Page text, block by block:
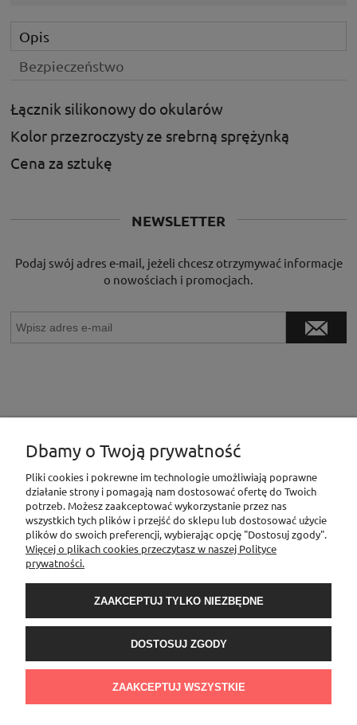
Opis
Bezpieczeństwo
Łącznik silikonowy do okularów
Kolor przezroczysty ze srebrną sprężynką
Cena za sztukę
NEWSLETTER
Podaj swój adres e-mail, jeżeli chcesz otrzymywać informacje
o nowościach i promocjach.
INFORMACJE
MOJE KONTO
O NAS
Sklep Elementownia |Al. Niepodległości 76/78, 02-626 Warszawa, woj.
600888206| sklep@elementownia.pl
Dbamy o Twoją prywatność
Pliki cookies i pokrewne im technologie umożliwiają poprawne
działanie strony i pomagają nam dostosować ofertę do Twoich
potrzeb. Możesz zaakceptować wykorzystanie przez nas
wszystkich tych plików i przejść do sklepu lub dostosować użycie
plików do swoich preferencji, wybierając opcję "Dostosuj zgody".
Więcej o plikach cookies przeczytasz w naszej Polityce
prywatności.
ZAAKCEPTUJ TYLKO NIEZBĘDNE
DOSTOSUJ ZGODY
ZAAKCEPTUJ WSZYSTKIE